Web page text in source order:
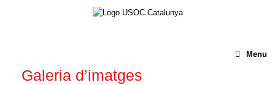
Menu
Galeria d’imatges